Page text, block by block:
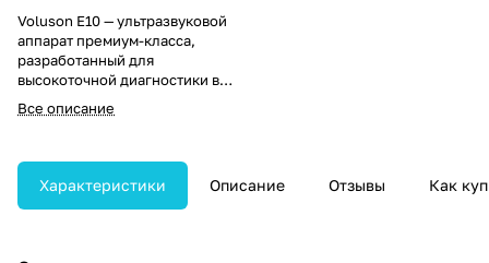
Voluson E10 — ультразвуковой
аппарат премиум-класса,
разработанный для
высокоточной диагностики в
акушерстве, гинекологии и
трёхмерной визуализации.
подключение электронных
матричных датчиков с числом
элементов от 8000, обеспечивая
уникальной архитектуре и
Все описание
Характеристики Описание Отзывы Как